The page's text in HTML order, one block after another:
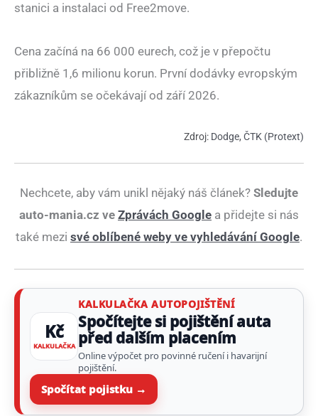
stanici a instalaci od Free2move.
Cena začíná na 66 000 eurech, což je v přepočtu
přibližně 1,6 milionu korun. První dodávky evropským
zákazníkům se očekávají od září 2026.
Zdroj: Dodge, ČTK (Protext)
Nechcete, aby vám unikl nějaký náš článek? Sledujte
auto-mania.cz ve Zprávách Google a přidejte si nás
také mezi své oblíbené weby ve vyhledávání Google.
Kč
KALKULAČKA
KALKULAČKA AUTOPOJIŠTĚNÍ
Spočítejte si pojištění auta
před dalším placením
Online výpočet pro povinné ručení i havarijní
pojištění.
Spočítat pojistku →